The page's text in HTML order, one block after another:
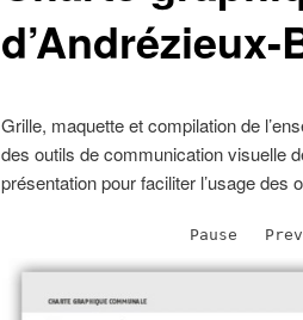
Grille, maquette et compilation de
des outils de communication visuelle
présentation pour faciliter l’usage
Pause Prev